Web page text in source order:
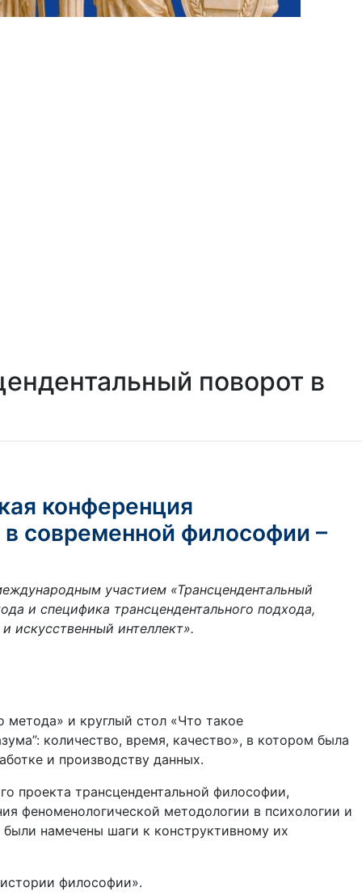
поворот в
конференция
современной философии –
участием «Трансцендентальный
и специфика трансцендентального подхода,
искусственный интеллект».
и круглый стол «Что такое
количество, время, качество», в котором была
и производству данных.
проекта трансцендентальной философии,
феноменологической методологии в психологии и
намечены шаги к конструктивному их
философии».